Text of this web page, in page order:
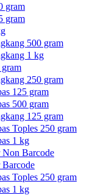
gram
gram
500 gram
1 kg
250 gram
125 gram
500 gram
125 gram
Toples 250 gram
1 kg
Barcode
Toples 250 gram
1 kg